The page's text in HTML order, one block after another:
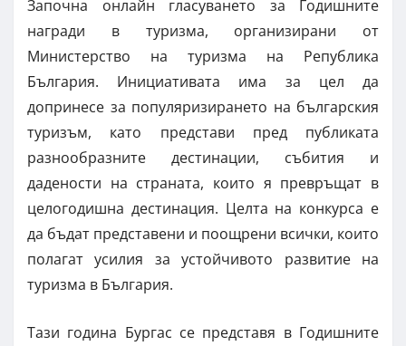
Започна онлайн гласуването за Годишните
награди в туризма, организирани от
Министерство на туризма на Република
България. Инициативата има за цел да
допринесе за популяризирането на българския
туризъм, като представи пред публиката
разнообразните дестинации, събития и
дадености на страната, които я превръщат в
целогодишна дестинация. Целта на конкурса е
да бъдат представени и поощрени всички, които
полагат усилия за устойчивото развитие на
туризма в България.
Тази година Бургас се представя в Годишните